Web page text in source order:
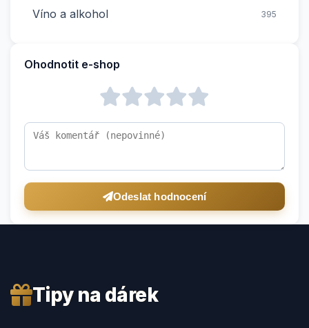
Víno a alkohol 395
Ohodnotit e-shop
Odeslat hodnocení
Tipy na dárek